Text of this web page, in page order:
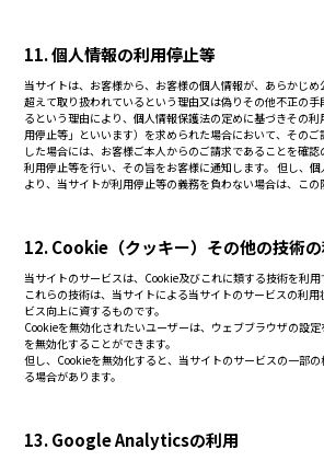
11. 個人情報の利用停止等
当サイトは、お客様から、お客様の個人情報が、あらかじ
超えて取り扱われているという理由又は偽りその他不正の
るという理由により、個人情報保護法の定めに基づきその
用停止等」といいます）を求められた場合において、その
した場合には、お客様ご本人からのご請求であることを確
利用停止等を行い、その旨をお客様に通知します。 但し、
より、当サイトが利用停止等の義務を負わない場合は、この
12. Cookie（クッキー）その他の技術
当サイトのサービスは、Cookie及びこれに類する技術を利用
これらの技術は、当サイトによる当サイトのサービスの利
ビス向上に資するものです。
Cookieを無効化されたいユーザーは、ウェブブラウザの設
を無効化することができます。
但し、Cookieを無効化すると、当サイトのサービスの一部
る場合があります。
13. Google Analyticsの利用